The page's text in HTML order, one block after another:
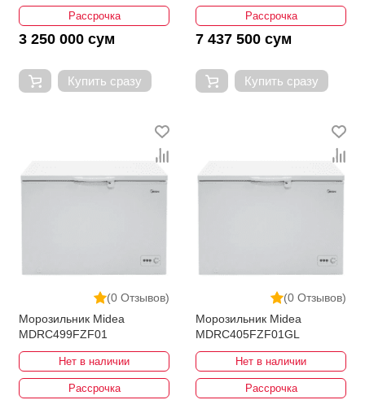
Рассрочка
3 250 000 сум
Купить сразу
Рассрочка
7 437 500 сум
Купить сразу
(0 Отзывов)
Морозильник Midea
MDRC499FZF01
Нет в наличии
Рассрочка
(0 Отзывов)
Морозильник Midea
MDRC405FZF01GL
Нет в наличии
Рассрочка